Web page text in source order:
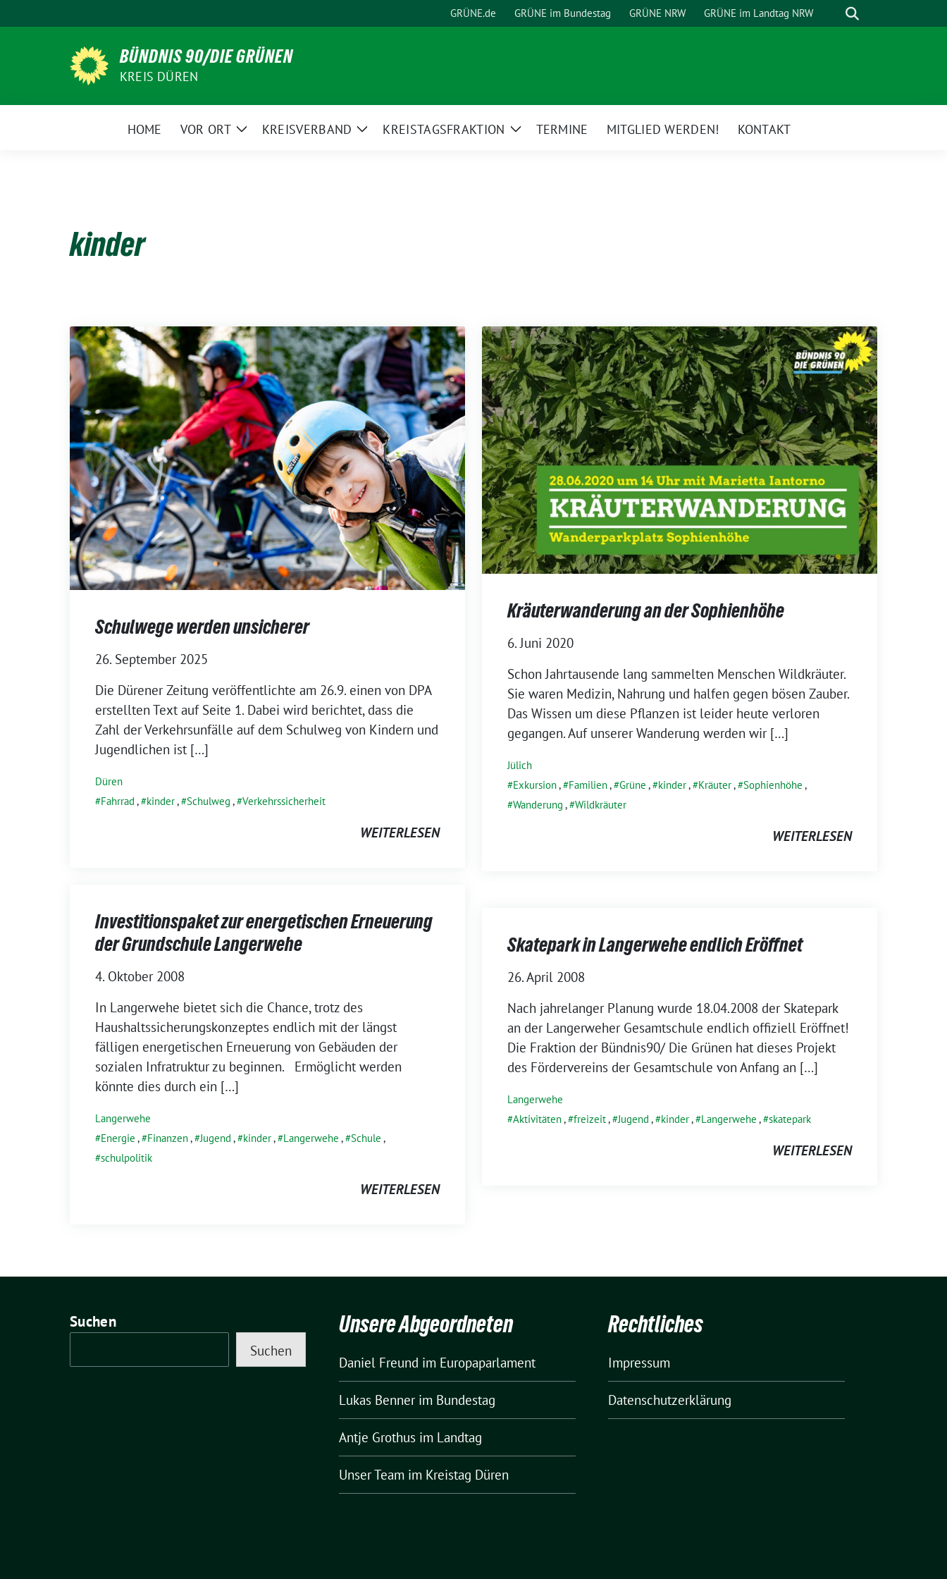
zum
GRÜNE.de GRÜNE im Bundestag GRÜNE NRW GRÜNE im Landtag NRW Suche
BÜNDNIS 90/DIE GRÜNEN
KREIS DÜREN
HOME VOR ORT
ZeigeKREISVERBAND
ZeigeKREISTAGSFRAKTION
ZeigeTERMINE MITGLIED WERDEN! KONTAKT
kinder
Schulwege werden unsicherer
26. September 2025
Die Dürener Zeitung veröffentlichte am 26.9. einen von DPA
erstellten Text auf Seite 1. Dabei wird berichtet, dass die
Zahl der Verkehrsunfälle auf dem Schulweg von Kindern und
Jugendlichen ist […]
Düren
Fahrrad , kinder, Schulweg , Verkehrssicherheit
WEITERLESEN
Kräuterwanderung an der Sophienhöhe
6. Juni 2020
Schon Jahrtausende lang sammelten Menschen Wildkräuter.
Sie waren Medizin, Nahrung und halfen gegen bösen Zauber.
Das Wissen um diese Pflanzen ist leider heute verloren
gegangen. Auf unserer Wanderung werden wir […]
Jülich
Exkursion, Familien, Grüne , kinder, Kräuter, Sophienhöhe ,
Wanderung , Wildkräuter
WEITERLESEN
Investitionspaket zur energetischen Erneuerung
der Grundschule Langerwehe
4. Oktober 2008
In Langerwehe bietet sich die Chance, trotz des
Haushaltssicherungskonzeptes endlich mit der längst
fälligen energetischen Erneuerung von Gebäuden der
sozialen Infratruktur zu beginnen. Ermöglicht werden
könnte dies durch ein […]
Langerwehe
Energie , Finanzen, Jugend , kinder, Langerwehe , Schule ,
schulpolitik
WEITERLESEN
Skatepark in Langerwehe endlich Eröffnet
26. April 2008
Nach jahrelanger Planung wurde 18.04.2008 der Skatepark
an der Langerweher Gesamtschule endlich offiziell Eröffnet!
Die Fraktion der Bündnis90/ Die Grünen hat dieses Projekt
des Fördervereins der Gesamtschule von Anfang an […]
Langerwehe
Aktivitäten, freizeit, Jugend , kinder, Langerwehe , skatepark
WEITERLESEN
Suchen
Suchen
Unsere Abgeordneten
Daniel Freund im Europaparlament
Lukas Bennerim Bundestag
Antje Grothus im Landtag
Unser Team im Kreistag Düren
Rechtliches
Impressum
Datenschutzerklärung